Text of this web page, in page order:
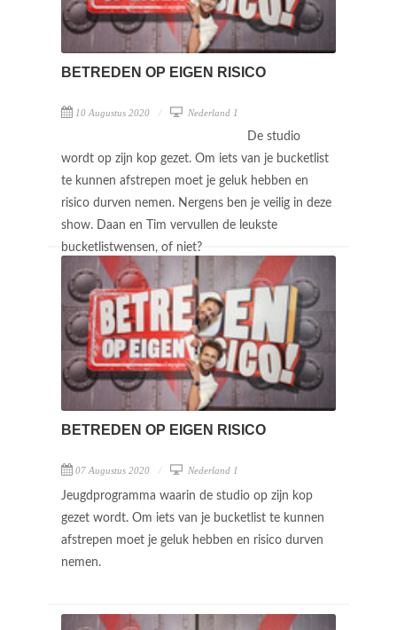
BETREDEN OP EIGEN RISICO
10 Augustus 2020 Nederland 1
De studio
wordt op zijn kop gezet. Om iets van je bucketlist
te kunnen afstrepen moet je geluk hebben en
risico durven nemen. Nergens ben je veilig in deze
show. Daan en Tim vervullen de leukste
bucketlistwensen, of niet?
BETREDEN OP EIGEN RISICO
07 Augustus 2020 Nederland 1
Jeugdprogramma waarin de studio op zijn kop
gezet wordt. Om iets van je bucketlist te kunnen
afstrepen moet je geluk hebben en risico durven
nemen.